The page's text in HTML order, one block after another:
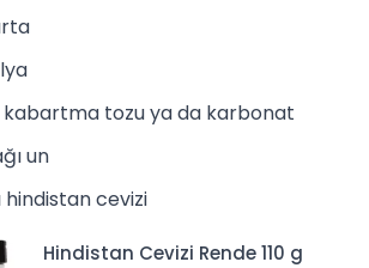
kabartma tozu ya da karbonat
un
hindistan cevizi
Hindistan Cevizi Rende 110 g